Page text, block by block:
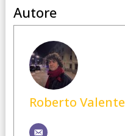
Autore
Roberto Valente